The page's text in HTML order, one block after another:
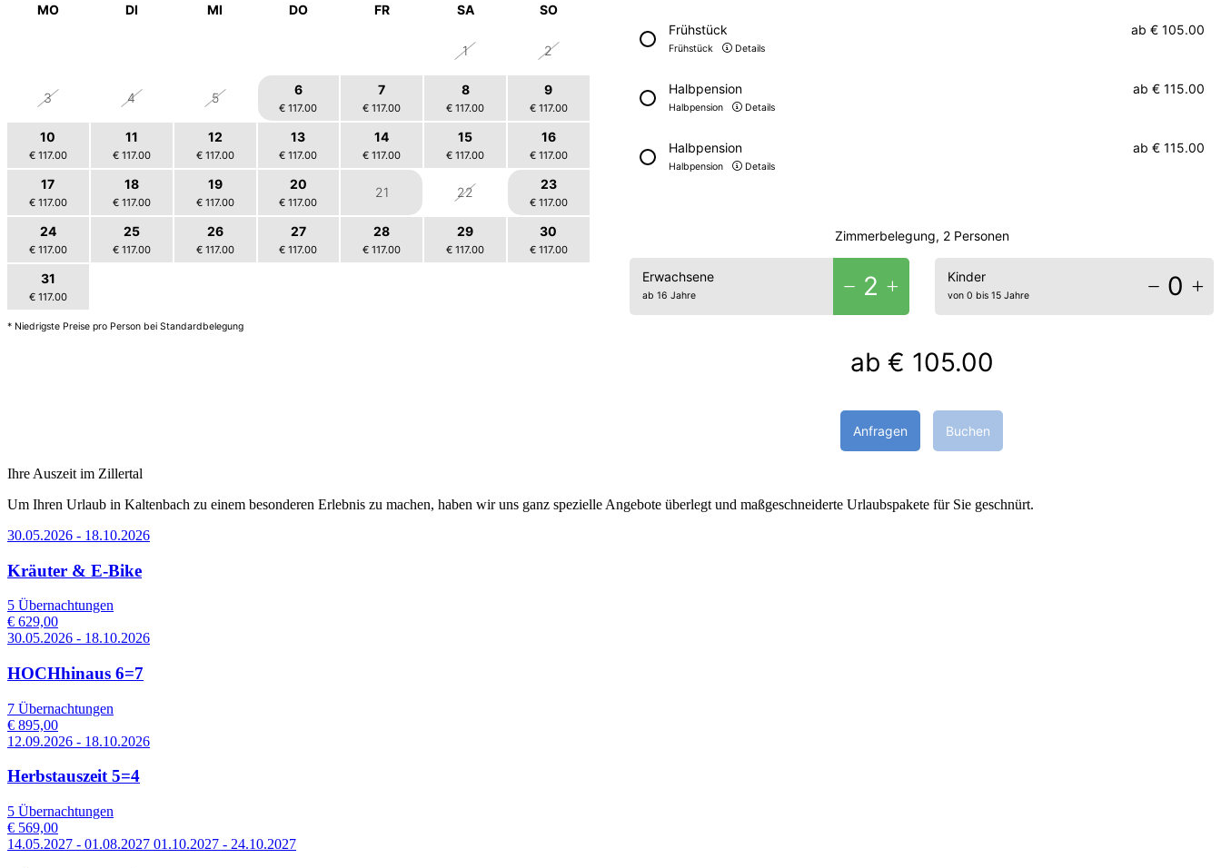
Frühstück
Frühstück Details
ab € 105.00
Halbpension
Halbpension Details
ab € 115.00
Halbpension
Halbpension Details
ab € 115.00
MO DI MI DO FR SA SO
1 2
3 4 5
6
€ 117.00
7
€ 117.00
8
€ 117.00
9
€ 117.00
10
€ 117.00
11
€ 117.00
12
€ 117.00
13
€ 117.00
14
€ 117.00
15
€ 117.00
16
€ 117.00
17
€ 117.00
18
€ 117.00
19
€ 117.00
20
€ 117.00
21 22
23
€ 117.00
24
€ 117.00
25
€ 117.00
26
€ 117.00
27
€ 117.00
28
€ 117.00
29
€ 117.00
30
€ 117.00
31
€ 117.00
* Niedrigste Preise pro Person bei Standardbelegung
Zimmerbelegung, 2 Personen
Erwachsene
ab 16 Jahre 2 Kinder
von 0 bis 15 Jahre 0
ab € 105.00
Anfragen Buchen
Ihre Auszeit im Zillertal
Um Ihren Urlaub in Kaltenbach zu einem besonderen Erlebnis zu machen, haben wir uns ganz spezielle Angebote überlegt und maßgeschneiderte Urlaubspakete für Sie geschnürt.
30.05.2026 - 18.10.2026
Kräuter & E-Bike
5 Übernachtungen
€ 629,00
30.05.2026 - 18.10.2026
HOCHhinaus 6=7
7 Übernachtungen
€ 895,00
12.09.2026 - 18.10.2026
Herbstauszeit 5=4
5 Übernachtungen
€ 569,00
14.05.2027 - 01.08.2027 01.10.2027 - 24.10.2027